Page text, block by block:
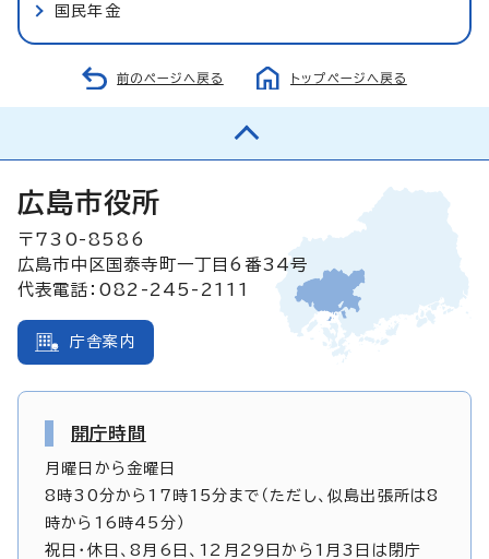
国民年金
前のページへ戻る トップページへ戻る
広島市役所
〒730-8586
広島市中区国泰寺町一丁目6番34号
代表電話：082-245-2111
庁舎案内
開庁時間
月曜日から金曜日
8時30分から17時15分まで（ただし、似島出張所は8
時から16時45分）
祝日・休日、8月6日、12月29日から1月3日は閉庁